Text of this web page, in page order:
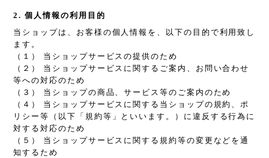
2. 個人情報の利用目的
当ショップは、お客様の個人情報を、以下の目的で利用致し
ます。
（１） 当ショップサービスの提供のため
（２） 当ショップサービスに関するご案内、お問い合わせ
等への対応のため
（３） 当ショップの商品、サービス等のご案内のため
（４） 当ショップサービスに関する当ショップの規約、ポ
リシー等（以下「規約等」といいます。）に違反する行為に
対する対応のため
（５） 当ショップサービスに関する規約等の変更などを通
知するため